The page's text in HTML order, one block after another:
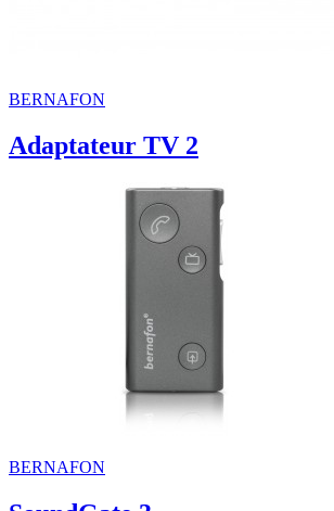
BERNAFON
Adaptateur TV 2
BERNAFON